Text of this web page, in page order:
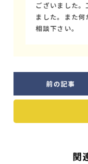
ございました
ました。また
相談下さい。
前の記事
関